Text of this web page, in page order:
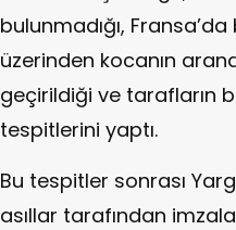
bulunmadığı,
üzerinden kocanın
geçirildiği ve tarafların
tespitlerini yaptı.
Bu tespitler sonrası
asıllar tarafından